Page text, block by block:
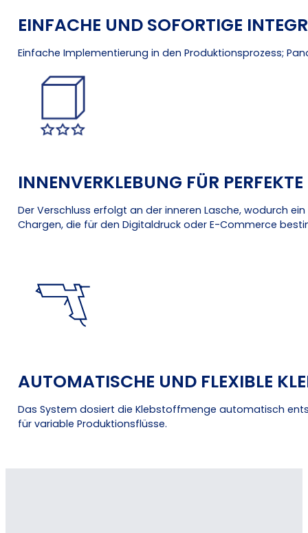
EINFACHE UND SOFORTIGE
Einfache Implementierung in den Produktionsprozess;
INNENVERKLEBUNG FÜR
Der Verschluss erfolgt an der inneren Lasche, wodurch
Chargen, die für den Digitaldruck oder E-Commerce
AUTOMATISCHE UND FLEXIBLE
Das System dosiert die Klebstoffmenge automatisch
für variable Produktionsflüsse.